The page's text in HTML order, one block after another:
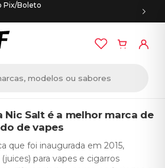
Pix/Boleto
Nic Salt é a melhor marca de
de vapes
que foi inaugurada em 2015,
para vapes e cigarros